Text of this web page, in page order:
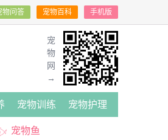
物问答 宠物百科 手机版
宠
物
网
→
宠物训练 宠物护理
宠物鱼